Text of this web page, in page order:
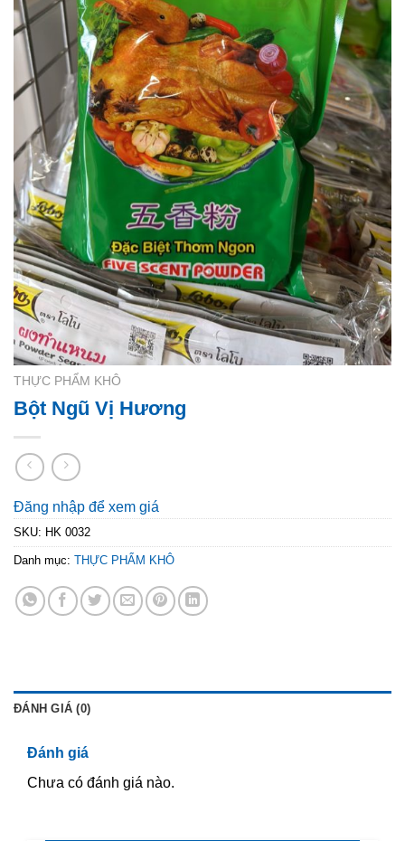
THỰC PHẨM KHÔ
Bột Ngũ Vị Hương
Đăng nhập để xem giá
SKU: HK 0032
Danh mục: THỰC PHẨM KHÔ
ĐÁNH GIÁ (0)
Đánh giá
Chưa có đánh giá nào.